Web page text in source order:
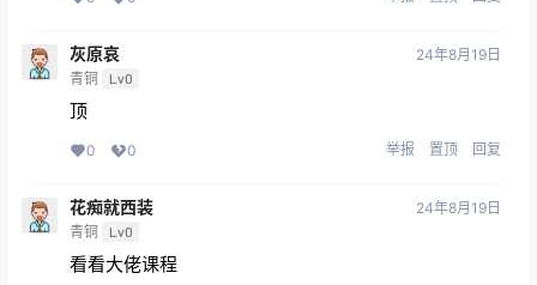
灰原哀
青铜 Lv0
24年8月19日
顶
0 0 举报 置顶 回复
花痴就西装
青铜 Lv0
24年8月19日
看看大佬课程